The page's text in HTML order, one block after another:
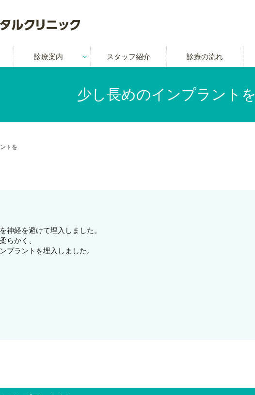
診療案内 スタッフ紹介 診療の流れ
少し長めのインプラントを
トを
神経を避けて埋入しました。
らかく、
プラントを埋入しました。